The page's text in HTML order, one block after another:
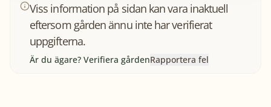
Viss information på sidan kan vara inaktuell
eftersom gården ännu inte har verifierat
uppgifterna.
Är du ägare? Verifiera gårdenRapportera fel